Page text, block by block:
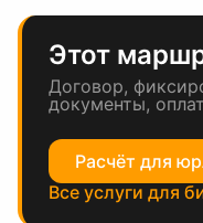
Этот
Договор,
документы,
Расчёт для
Все услуги для